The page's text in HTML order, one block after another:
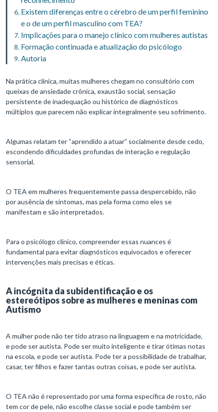
Existem diferenças entre o cérebro de um perfil feminino
e o de um perfil masculino com TEA?
Implicações para o manejo clínico com mulheres autistas
Formação continuada e atualização do psicólogo
Autoria
Na prática clínica, muitas mulheres chegam no consultório com
queixas de ansiedade crônica, exaustão social, sensação
persistente de inadequação ou histórico de diagnósticos
múltiplos que parecem não explicar integralmente seu sofrimento.
Algumas relatam ter “aprendido a atuar” socialmente desde cedo,
escondendo dificuldades profundas de interação e regulação
sensorial.
O TEA em mulheres frequentemente passa despercebido, não
por ausência de sintomas, mas pela forma como eles se
manifestam e são interpretados.
Para o psicólogo clínico, compreender essas nuances é
fundamental para evitar diagnósticos equivocados e oferecer
intervenções mais precisas e éticas.
A incógnita da subidentificação e os
estereótipos sobre as mulheres e meninas com
Autismo
A mulher pode não ter tido atraso na linguagem e na motricidade,
e pode ser autista. Pode ser muito inteligente e tirar ótimas notas
na escola, e pode ser autista. Pode ter a possibilidade de trabalhar,
casar, ter filhos e fazer tantas outras coisas, e pode ser autista.
O TEA não é representado por uma forma específica de rosto, não
tem cor de pele, não escolhe classe social e pode também ser